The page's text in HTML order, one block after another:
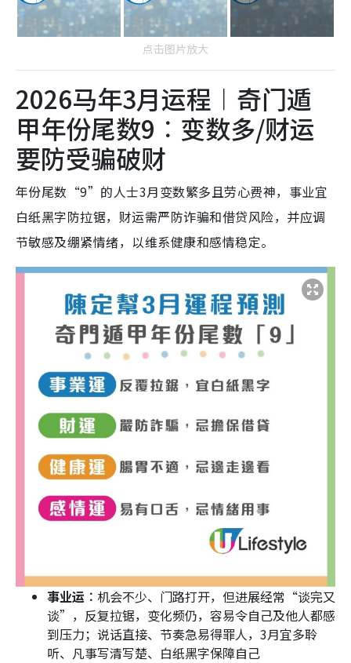
点击图片放大
2026马年3月运程︱奇门遁
甲年份尾数9︰变数多/财运
要防受骗破财
年份尾数“9”的人士3月变数繁多且劳心费神，事业宜
白纸黑字防拉锯，财运需严防诈骗和借贷风险，并应调
节敏感及绷紧情绪，以维系健康和感情稳定。
事业运︰ 机会不少、门路打开，但进展经常“谈完又
谈”，反复拉锯，变化频仍，容易令自己及他人都感
到压力；说话直接、节奏急易得罪人，3月宜多聆
听、凡事写清写楚、白纸黑字保障自己